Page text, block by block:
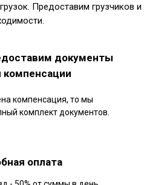
документы
компенсации
оплата
Предоставим грузчиков и
компенсация, то мы
комплект документов.